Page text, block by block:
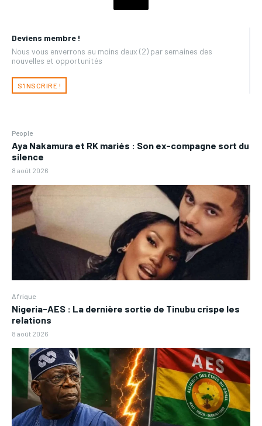
Deviens membre !
Nous vous enverrons au moins deux (2) par semaines des
nouvelles et opportunités
S'INSCRIRE !
People
Aya Nakamura et RK mariés : Son ex-compagne sort du
silence
8 août 2026
Afrique
Nigeria-AES : La dernière sortie de Tinubu crispe les
relations
8 août 2026